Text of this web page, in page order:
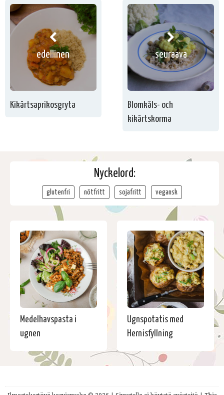
edellinen
Kikärtsaprikosgryta
seuraava
Blomkåls- och
kikärtskorma
Nyckelord:
glutenfri nötfritt sojafritt vegansk
Medelhavspasta i
ugnen
Ugnspotatis med
Hernisfyllning